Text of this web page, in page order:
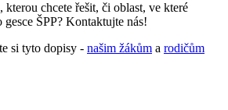
kterou chcete řešit, či oblast, ve které
gesce ŠPP? Kontaktujte nás!
si tyto dopisy - našim žákům a rodičům